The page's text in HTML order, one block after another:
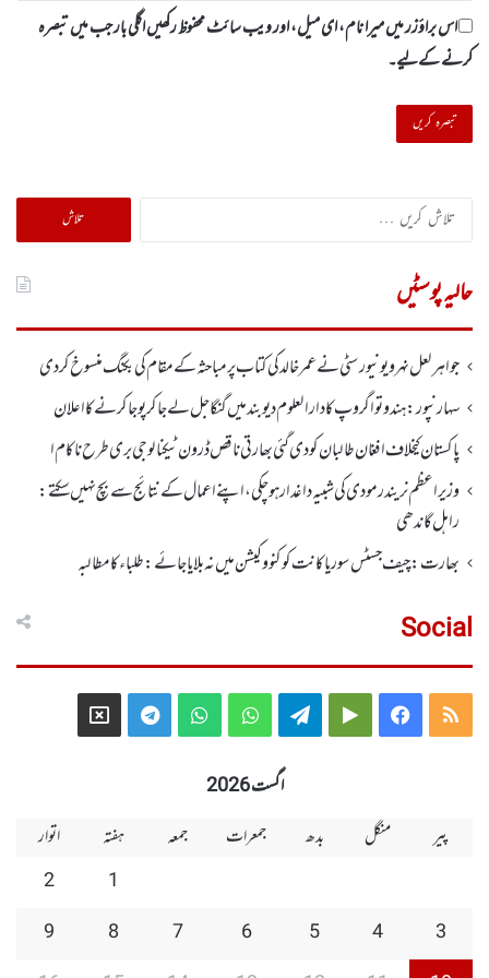
اس براؤزر میں میرا نام، ای میل، اور ویب سائٹ محفوظ رکھیں اگلی بار جب میں تبصرہ
کرنے کےلیے۔
تلاش
کریں
حالیہ پوسٹیں
جواہر لعل نہرو یونیورسٹی نے عمر خالدکی کتاب پر مباحثہ کے مقام کی بکنگ منسوخ کر دی
سہارنپور: ہندو تواگروپ کا دارالعلوم دیوبند میں گنگا جل لے جا کر پوجا کرنے کا اعلان
پاکستان کیخلاف افغان طالبان کو دی گئی بھارتی ناقص ڈرون ٹیکنالوجی بری طرح ناکام ا
وزیر اعظم نریندر مودی کی شبیہ داغدار ہو چکی ، اپنے اعمال کے نتائج سے بچ نہیں سکتے:
راہل گاندھی
بھارت: چیف جسٹس سوریا کانت کو کنووکیشن میں نہ بلایا جائے: طلباءکا مطالبہ
Social
RSS
Facebook
Google
Telegram
WhatsApp
WhatsApp
Telegram
X
اگست 2026
پیر
منگل بدھ جمعرات جمعہ ہفتہ
اتوار
1
2
3
4
5
6
7
8
9